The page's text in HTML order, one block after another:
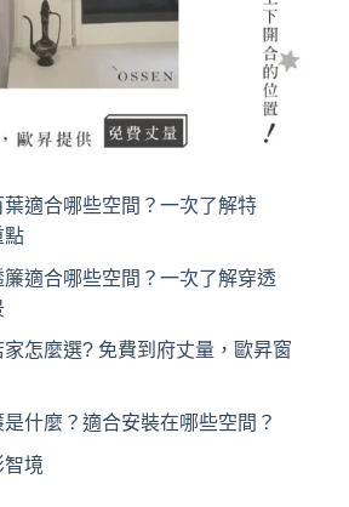
葉適合哪些空間？一次了解特
點
簾適合哪些空間？一次了解穿透
怎麼選? 免費到府丈量，歐昇窗
是什麼？適合安裝在哪些空間？
智境